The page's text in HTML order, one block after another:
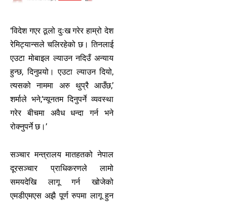
‘विदेश गएर ठूलो दुःख गरेर हाम्रो देश
रेमिट्यान्सले चलिरहेको छ। तिनलाई
एउटा मोबाइल ल्याउन नदिउँ अन्याय
हुन्छ, दिनुपर्‍यो। एउटा ल्याउन दियो,
त्यसको नाममा अरु थुप्रै आउँछ,’
शर्माले भने,‘न्यूनतम दिनुपर्ने व्यवस्था
गरेर बीचमा अवैध धन्दा गर्न भने
रोक्नुपर्ने छ।’
सञ्चार मन्त्रालय मातहतको नेपाल
दूरसञ्चार प्राधिकरणले लामो
समयदेखि लागू गर्न खोजेको
एमडीएमएस अझै पूर्ण रुपमा लागू हुन